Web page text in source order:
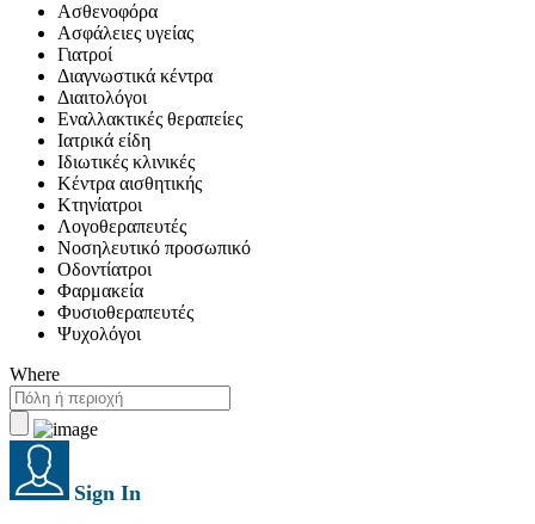
Ασθενοφόρα
Ασφάλειες υγείας
Γιατροί
Διαγνωστικά κέντρα
Διαιτολόγοι
Εναλλακτικές θεραπείες
Ιατρικά είδη
Ιδιωτικές κλινικές
Κέντρα αισθητικής
Κτηνίατροι
Λογοθεραπευτές
Νοσηλευτικό προσωπικό
Οδοντίατροι
Φαρμακεία
Φυσιοθεραπευτές
Ψυχολόγοι
Where
Sign In